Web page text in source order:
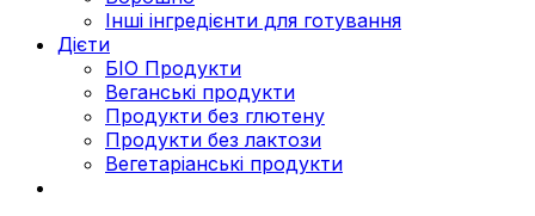
Інші інгредієнти для готування
Дієти
БІО Продукти
Веганські продукти
Продукти без глютену
Продукти без лактози
Вегетаріанські продукти